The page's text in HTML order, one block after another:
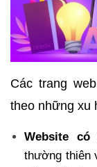
Các trang
theo những xu
Website có
thường thiên